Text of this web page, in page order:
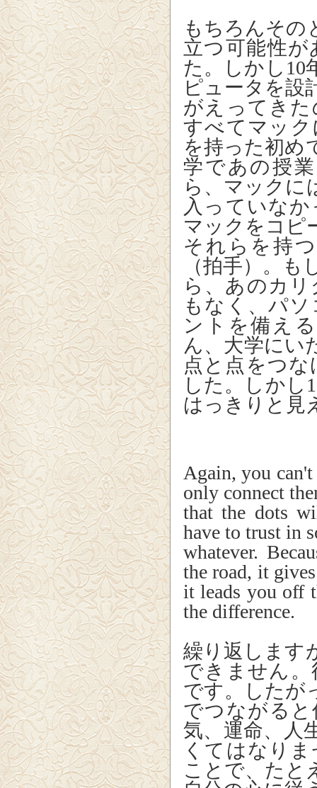
もちろんその
立つ可能性
た。しかし10
ピュータを設
がえってき
すべてマッ
を持った初め
学であの授
ら、マックに
入っていな
マックをコピ
それらを持
（拍手）。
ら、あのカ
もなく、パ
ントを備え
ん、大学にい
点と点をつ
した。しかし
はっきりと見
Again, you
only connect
that the dots
have to trust in
whatever.
the road, it
it leads you off
the difference.
繰り返します
できません
です。したが
でつながる
気、運命、人
くてはなり
ことで、たと